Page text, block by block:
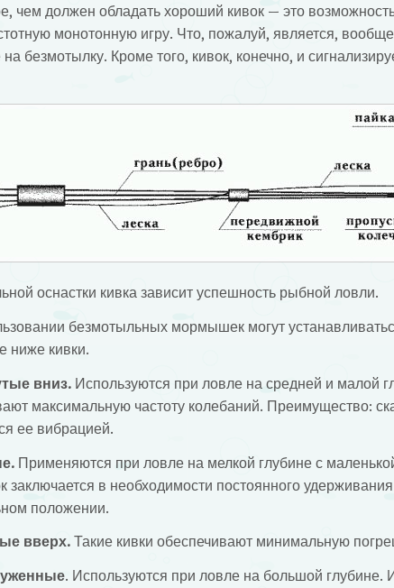
чем должен обладать хороший кивок — это
монотонную игру. Что, пожалуй, является,
безмотылку. Кроме того, кивок, конечно, и
оснастки кивка зависит успешность рыбной ловли.
безмотыльных мормышек могут
ниже кивки.
вниз.Используются при ловле на средней и малой
максимальную частоту колебаний. Преимущество:
ее вибрацией.
Применяются при ловле на мелкой глубине с
заключается в необходимости постоянного
положении.
вверх.Такие кивки обеспечивают минимальную
. Используются при ловле на большой